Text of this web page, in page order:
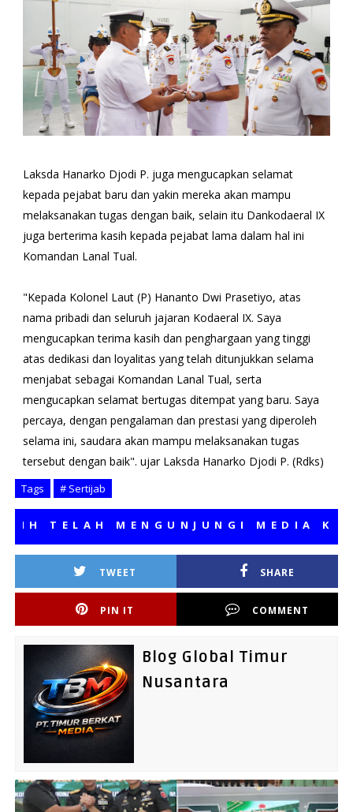
Laksda Hanarko Djodi P. juga mengucapkan selamat
kepada pejabat baru dan yakin mereka akan mampu
melaksanakan tugas dengan baik, selain itu Dankodaeral IX
juga berterima kasih kepada pejabat lama dalam hal ini
Komandan Lanal Tual.
"Kepada Kolonel Laut (P) Hananto Dwi Prasetiyo, atas
nama pribadi dan seluruh jajaran Kodaeral IX. Saya
mengucapkan terima kasih dan penghargaan yang tinggi
atas dedikasi dan loyalitas yang telah ditunjukkan selama
menjabat sebagai Komandan Lanal Tual, serta
mengucapkan selamat bertugas ditempat yang baru. Saya
percaya, dengan pengalaman dan prestasi yang diperoleh
selama ini, saudara akan mampu melaksanakan tugas
tersebut dengan baik". ujar Laksda Hanarko Djodi P. (Rdks)
Tags # Sertijab
MENGUNJUNGI MEDIA KAMI,
TWEET SHARE
PIN IT COMMENT
Blog Global Timur
Nusantara